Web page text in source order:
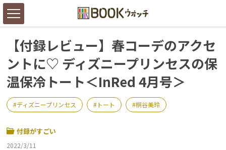
【付録レビュー】春コーデのアクセ
ントに♡ ディズニープリンセスの保
温保冷トート＜InRed 4月号＞
ディズニープリンセス トート 桐谷美玲
付録がすごい
2022/3/11